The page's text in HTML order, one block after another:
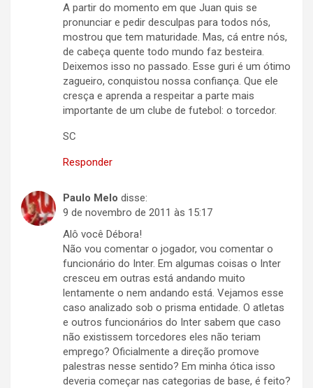
A partir do momento em que Juan quis se
pronunciar e pedir desculpas para todos nós,
mostrou que tem maturidade. Mas, cá entre nós,
de cabeça quente todo mundo faz besteira.
Deixemos isso no passado. Esse guri é um ótimo
zagueiro, conquistou nossa confiança. Que ele
cresça e aprenda a respeitar a parte mais
importante de um clube de futebol: o torcedor.
SC
Responder
Paulo Melo disse:
9 de novembro de 2011 às 15:17
Alô você Débora!
Não vou comentar o jogador, vou comentar o
funcionário do Inter. Em algumas coisas o Inter
cresceu em outras está andando muito
lentamente o nem andando está. Vejamos esse
caso analizado sob o prisma entidade. O atletas
e outros funcionários do Inter sabem que caso
não existissem torcedores eles não teriam
emprego? Oficialmente a direção promove
palestras nesse sentido? Em minha ótica isso
deveria começar nas categorias de base, é feito?